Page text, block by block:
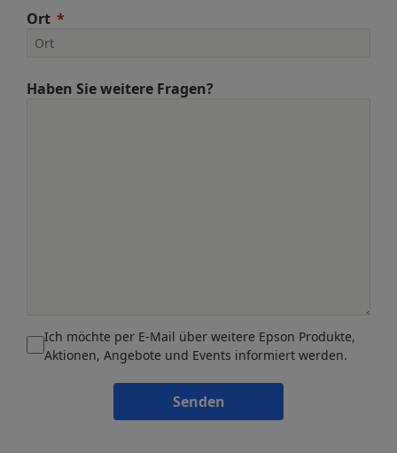
Ort
Haben Sie weitere Fragen?
Ich möchte per E-Mail über weitere Epson Produkte,
Aktionen, Angebote und Events informiert werden.
Senden